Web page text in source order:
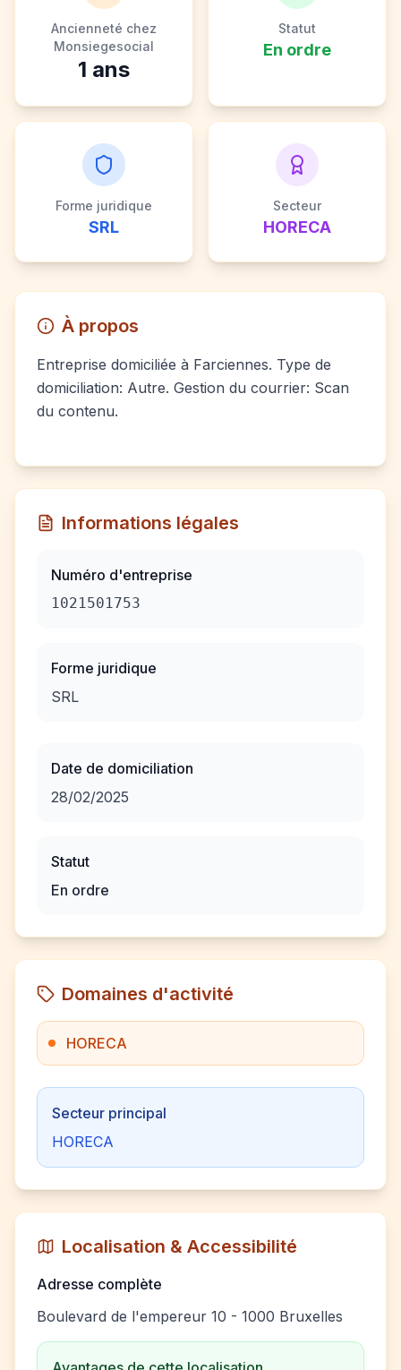
Ancienneté chez
Monsiegesocial
1 ans
Statut
En ordre
Forme juridique
SRL
Secteur
HORECA
À propos
Entreprise domiciliée à Farciennes. Type de
domiciliation: Autre. Gestion du courrier: Scan
du contenu.
Informations légales
Numéro d'entreprise
1021501753
Forme juridique
SRL
Date de domiciliation
28/02/2025
Statut
En ordre
Domaines d'activité
HORECA
Secteur principal
HORECA
Localisation & Accessibilité
Adresse complète
Boulevard de l'empereur 10 - 1000 Bruxelles